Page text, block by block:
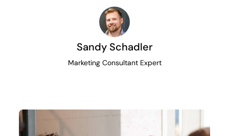
Sandy Schadler
Marketing Consultant Expert